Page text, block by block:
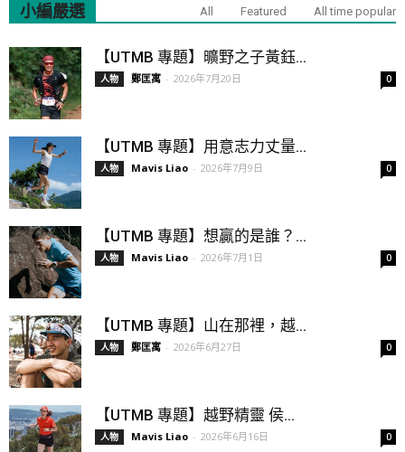
小編嚴選 All Featured All time popular
【UTMB 專題】曠野之子黃鈺...
人物 鄭匡寓 - 2026年7月20日 0
【UTMB 專題】用意志力丈量...
人物 Mavis Liao - 2026年7月9日 0
【UTMB 專題】想贏的是誰？...
人物 Mavis Liao - 2026年7月1日 0
【UTMB 專題】山在那裡，越...
人物 鄭匡寓 - 2026年6月27日 0
【UTMB 專題】越野精靈 侯...
人物 Mavis Liao - 2026年6月16日 0